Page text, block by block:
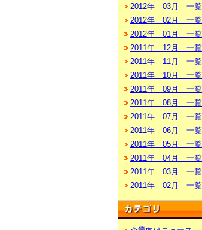
2012年 03月 一覧
2012年 02月 一覧
2012年 01月 一覧
2011年 12月 一覧
2011年 11月 一覧
2011年 10月 一覧
2011年 09月 一覧
2011年 08月 一覧
2011年 07月 一覧
2011年 06月 一覧
2011年 05月 一覧
2011年 04月 一覧
2011年 03月 一覧
2011年 02月 一覧